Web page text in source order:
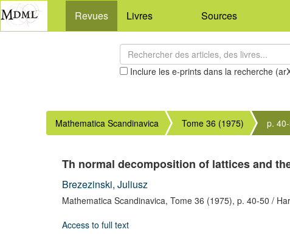
Revues Livres Sources
Inclure les e-prints dans la recherche
Mathematica Scandinavica Tome 36 (1975) p.
Th normal decomposition of lattices and
Brezezinski, Juliusz
Mathematica Scandinavica, Tome 36 (1975), p. 40-50 /
Access to full text